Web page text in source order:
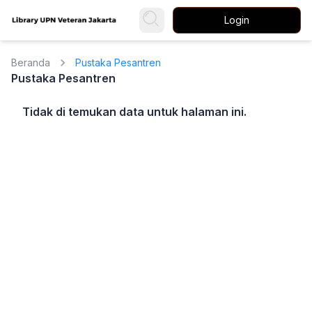
Login
Beranda Pustaka Pesantren
Pustaka Pesantren
Tidak di temukan data untuk halaman ini.